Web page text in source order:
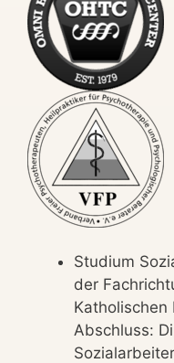
Studium
der
Katholischen
Abschluss: